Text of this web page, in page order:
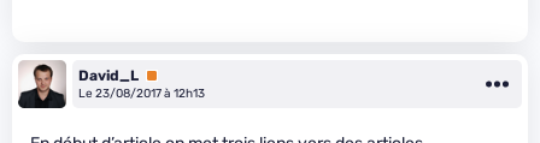
David_L Premium
Le 23/08/2017 à 12h13